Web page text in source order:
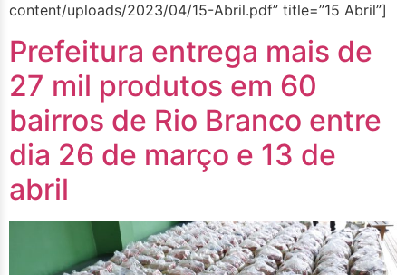
content/uploads/2023/04/15-Abril.pdf” title=”15 Abril”]
Prefeitura entrega mais de
27 mil produtos em 60
bairros de Rio Branco entre
dia 26 de março e 13 de
abril